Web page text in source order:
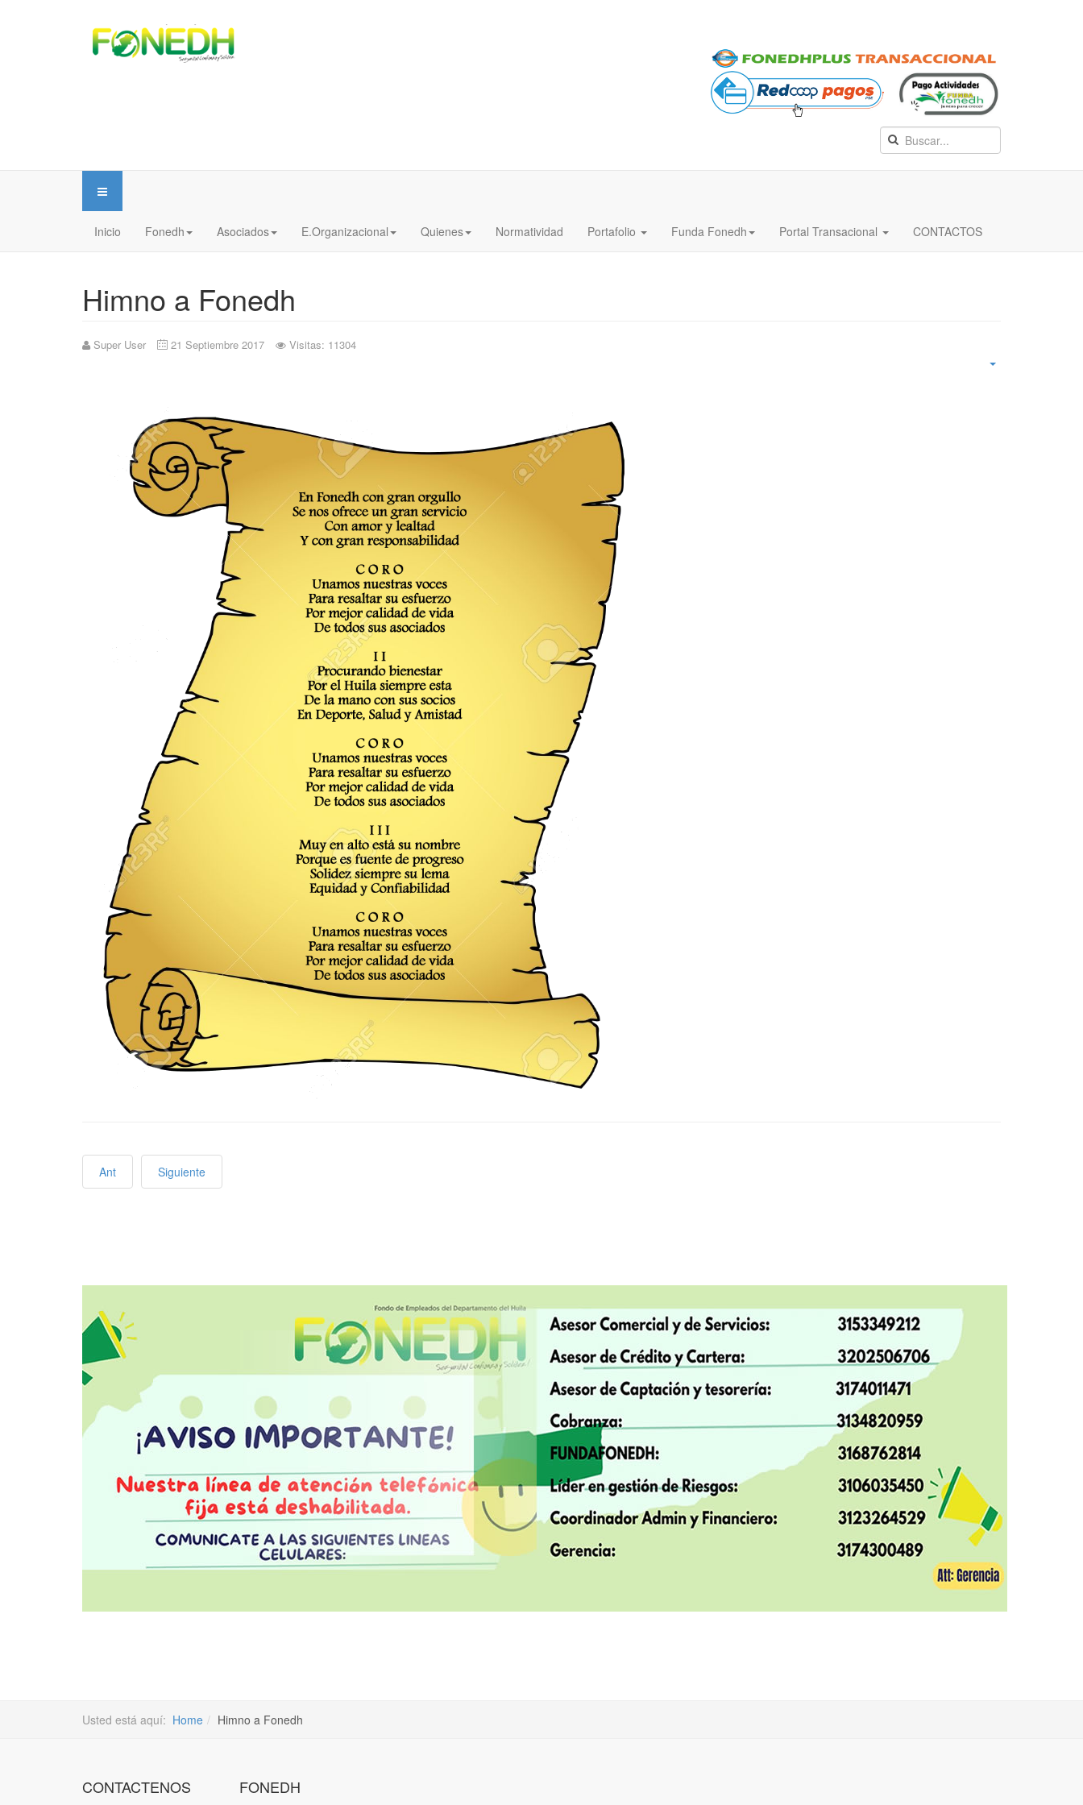
Inicio Fonedh Asociados E.Organizacional Quienes Normatividad Portafolio Funda Fonedh Portal Transacional CONTACTOS
Himno a Fonedh
Super User 21 Septiembre 2017 Visitas: 11304
Ant Siguiente
Usted está aquí: Home Himno a Fonedh
CONTACTENOS FONEDH